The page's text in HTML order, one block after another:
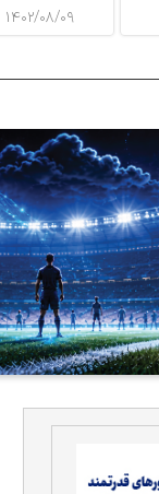
۱۴۰۲/۰۸/۰۹